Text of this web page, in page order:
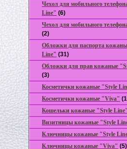
Чехол для мобильного
Line" (6)
Чехол для мобильного
(2)
Обложки для паспорта
Line" (31)
Обложки для прав кожаные
(3)
Косметички кожаные "Style
Коcметички кожаные "Viva"
Кошельки кожаные "Style
Визитницы кожаные "Style
Ключницы кожаные "Style
Ключницы кожаные "Viva" (5)